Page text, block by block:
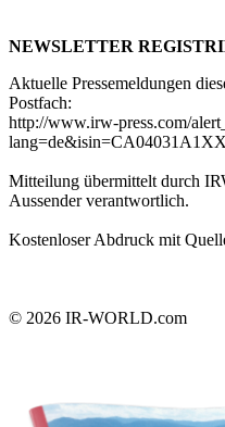
NEWSLETTER
Aktuelle Pressemeldungen
Postfach:
http://www.irw-press.com/
Mitteilung übermittelt durch
Aussender verantwortlich.
Kostenloser Abdruck mit
© 2026 IR-WORLD.com